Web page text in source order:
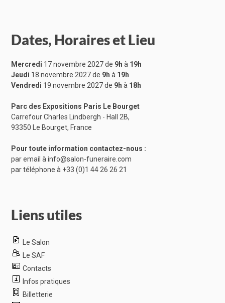
Dates, Horaires et Lieu
Mercredi 17 novembre 2027 de 9hà 19h
Jeudi 18 novembre 2027 de 9hà 19h
Vendredi 19 novembre 2027 de 9hà 18h
Parc des Expositions Paris Le Bourget
Carrefour Charles Lindbergh - Hall 2B,
93350 Le Bourget, France
Pour toute information contactez-nous :
par email àinfo@salon-funeraire.com
par téléphone à +33 (0)1 44 26 26 21
Liens utiles
Le Salon
Le SAF
Contacts
Infos pratiques
Billetterie